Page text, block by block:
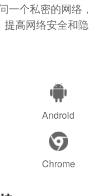
一个私密的网络，
高网络安全和隐
Android
Chrome